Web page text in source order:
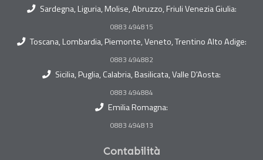
Sardegna, Liguria, Molise, Abruzzo, Friuli Venezia Giulia:
0883 494815
Toscana, Lombardia, Piemonte, Veneto, Trentino Alto Adige:
0883 494882
Sicilia, Puglia, Calabria, Basilicata, Valle D'Aosta:
0883 494884
Emilia Romagna:
0883 494813
Contabilità